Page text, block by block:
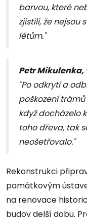
barvou, které
zjistili, že nejsou
létům."
Petr
"Po odkrytí a
poškození
když docházelo
toho dřeva, tak
neošetřovalo."
Rekonstrukci
památkovým
na renovace
budov delší dobu.